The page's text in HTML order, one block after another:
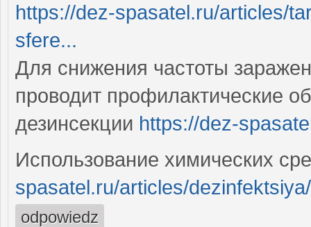
https://dez-spasatel.ru/articles/
sfere...
Для снижения частоты
проводит профилактические
дезинсекции https://dez-
Использование химических
spasatel.ru/articles/
odpowiedz